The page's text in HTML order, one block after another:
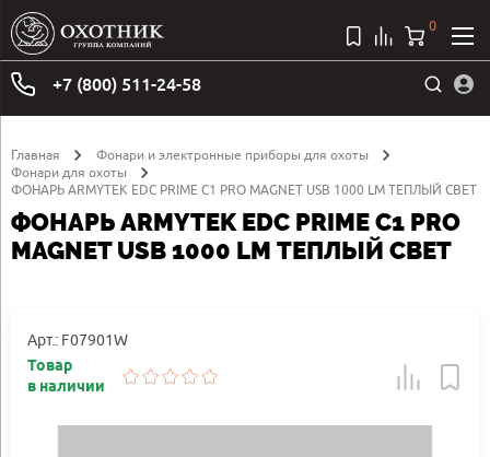
+7 (800) 511-24-58
0
Главная
Фонари и электронные приборы для охоты
Фонари для охоты
ФОНАРЬ ARMYTEK EDC PRIME C1 PRO MAGNET USB 1000 LM ТЕПЛЫЙ СВЕТ
ФОНАРЬ ARMYTEK EDC PRIME C1 PRO
MAGNET USB 1000 LM ТЕПЛЫЙ СВЕТ
Арт.: F07901W
Товар
в наличии